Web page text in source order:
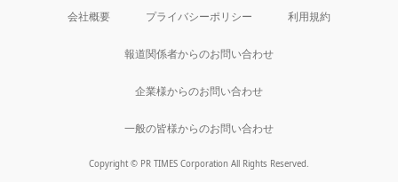
会社概要 プライバシーポリシー 利用規約
報道関係者からのお問い合わせ
企業様からのお問い合わせ
一般の皆様からのお問い合わせ
Copyright © PR TIMES Corporation All Rights Reserved.